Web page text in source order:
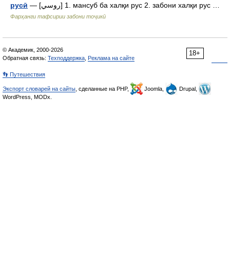
русӣ — [روسي] 1. мансуб ба халқи рус 2. забони халқи рус …
Фарҳанги тафсирии забони тоҷикӣ
18+
© Академик, 2000-2026
Обратная связь: Техподдержка Реклама на сайте
👣 Путешествия
Экспорт словарей на сайты , сделанные на PHP, Joomla,
Drupal,
WordPress, MODx.